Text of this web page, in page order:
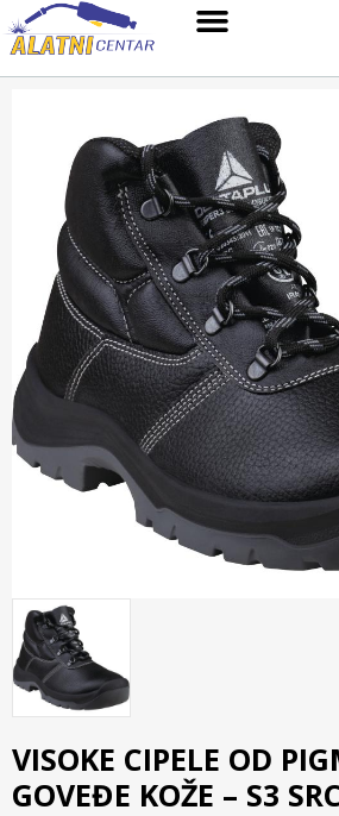
VISOKE CIPELE OD
GOVEĐE KOŽE – S3